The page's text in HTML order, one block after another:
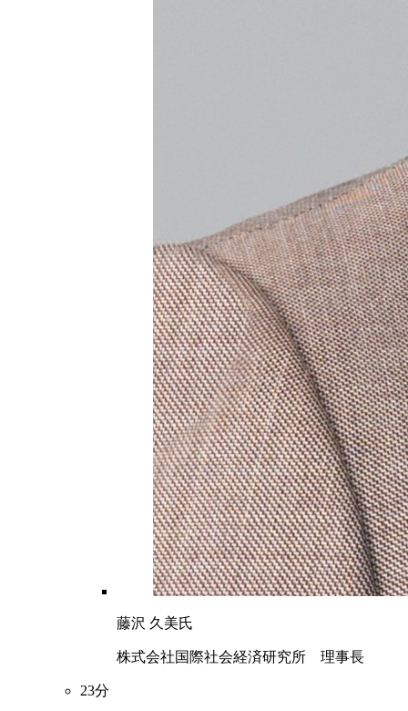
藤沢 久美氏
株式会社国際社会経済研究所 理事長
23分